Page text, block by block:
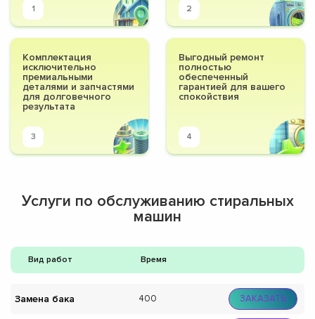
1 2
Комплектация
исключительно
премиальными
деталями и запчастями
для долговечного
результата
3
Выгодный ремонт
полностью
обеспеченный
гарантией для вашего
спокойствия
4
Услуги по обслуживанию стиральных
машин
Вид работ Время
Замена бака 400 ЗАКАЗАТЬ